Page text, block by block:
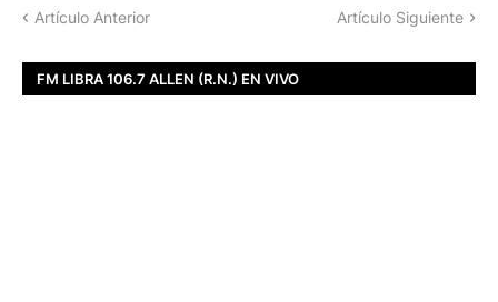
Artículo Anterior Artículo Siguiente
FM LIBRA 106.7 ALLEN (R.N.) EN VIVO